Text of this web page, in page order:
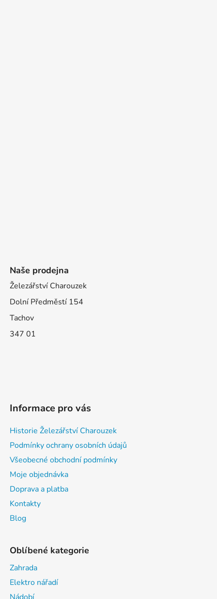
Naše prodejna
Železářství Charouzek
Dolní Předměstí 154
Tachov
347 01
Informace pro vás
Historie Železářství Charouzek
Podmínky ochrany osobních údajů
Všeobecné obchodní podmínky
Moje objednávka
Doprava a platba
Kontakty
Blog
Oblíbené kategorie
Zahrada
Elektro nářadí